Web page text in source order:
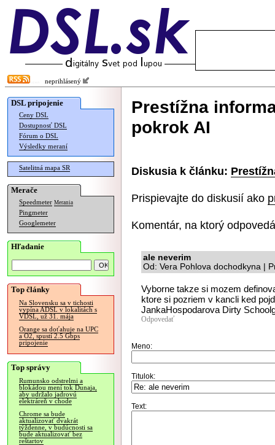
neprihlásený
DSL pripojenie
Ceny DSL
Dostupnosť DSL
Fórum o DSL
Výsledky meraní
Satelitná mapa SR
Merače
Speedmeter Merania
Pingmeter
Googlemeter
Hľadanie
Top články
Na Slovensku sa v tichosti
vypína ADSL v lokalitách s
VDSL, už 31. mája
Orange sa doťahuje na UPC
a O2, spustí 2.5 Gbps
pripojenie
Top správy
Rumunsko odstrelmi a
blokádou mení tok Dunaja,
aby udržalo jadrovú
elektráreň v chode
Chrome sa bude
aktualizovať dvakrát
týždenne, v budúcnosti sa
bude aktualizovať bez
reštartov
Prestížna
pokrok AI
Diskusia k článku:
Prispievajte do diskusií ako
Komentár, na ktorý
ale neverim
Od: Vera Pohlova dochodkyna |
Vyborne takze si mozem
ktore si pozriem v kancli ked
JankaHospodarova Dirty
Odpovedať
Meno:
Titulok:
Text: